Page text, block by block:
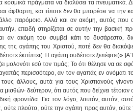
πράγματα να διαλύσει τα πνευματικά.
άφθαρτη, και τίποτε δεν θα μπορέσει να την
παρόμοιο. Αλλά και αν ακόμη, αυτός που
επειδή στηρίζεται σε αυτήν την βασική
αν ακόμη του συμβεί κάτι το δυσάρεστο,
της αγάπης του Χριστού, ποτέ δεν θα
ἐκπίπτει(: Η αγάπη ουδέποτε ξεπέφτει)»
μολονότι εσύ τον τιμάς; Το ότι θέλησε να σε
περισσότερο, αν τον αγαπάς εν ονόματι
άλλους, αυτά για τους Χριστιανούς
μισθών· δεύτερον, ότι αυτός που δείχνει
φροντίδα. Για τον λόγο, λοιπόν, αυτόν,
ούτε πλούτο, ούτε την αγάπη προς αυτόν,